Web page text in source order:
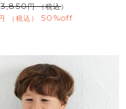
3,850 （税込）
税込 50%off